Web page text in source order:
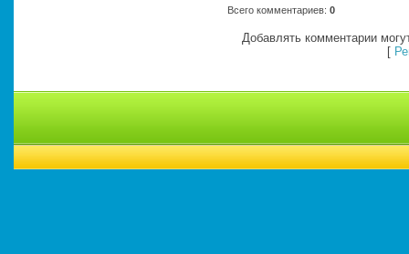
Всего комментариев: 0
Добавлять комментарии
[